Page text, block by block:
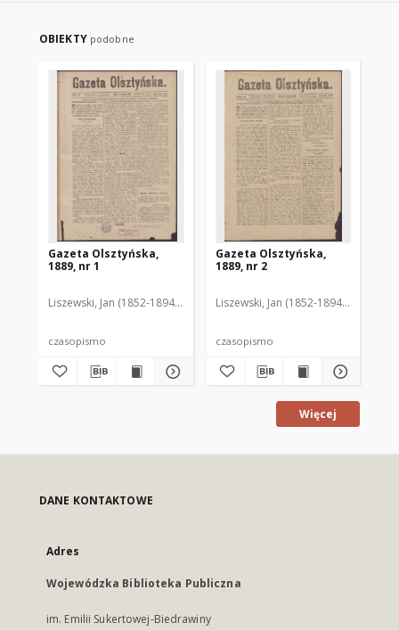
OBIEKTY podobne
Gazeta Olsztyńska,
1889, nr 1
Liszewski, Jan (1852-1894). Red.
czasopismo
Gazeta Olsztyńska,
1889, nr 2
Liszewski, Jan (1852-1894). Red.
czasopismo
Więcej
DANE KONTAKTOWE
Adres
Wojewódzka Biblioteka Publiczna
im. Emilii Sukertowej-Biedrawiny